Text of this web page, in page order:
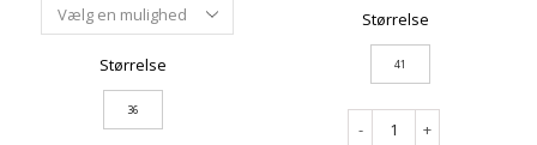
Størrelse
36
Størrelse
41
- +